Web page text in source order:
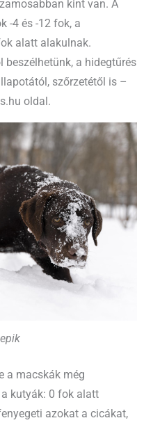
kint van. A
-4 és -12 fok, a
alatt alakulnak.
beszélhetünk, a hidegtűrés
szőrzetétől is –
oldal.
a macskák még
kutyák: 0 fok alatt
azokat a cicákat,